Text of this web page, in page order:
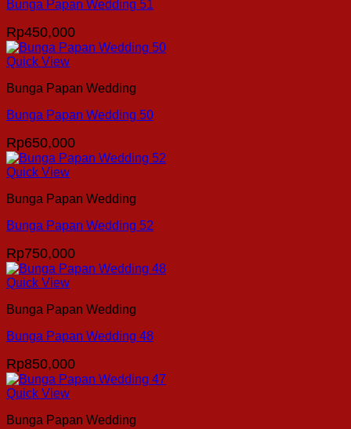
Bunga Papan Wedding 51
Rp450,000
Quick View
Bunga Papan Wedding
Bunga Papan Wedding 50
Rp650,000
Quick View
Bunga Papan Wedding
Bunga Papan Wedding 52
Rp750,000
Quick View
Bunga Papan Wedding
Bunga Papan Wedding 48
Rp850,000
Quick View
Bunga Papan Wedding